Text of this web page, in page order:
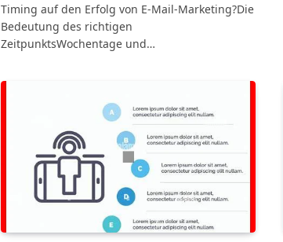
Timing auf den Erfolg von E-Mail-Marketing?Die
Bedeutung des richtigen
ZeitpunktsWochentage und…